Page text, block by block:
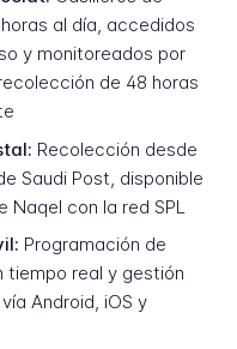
al día, accedidos
y monitoreados por
de 48 horas
Recolección desde
Saudi Post, disponible
Naqel con la red SPL
Programación de
tiempo real y gestión
Android, iOS y